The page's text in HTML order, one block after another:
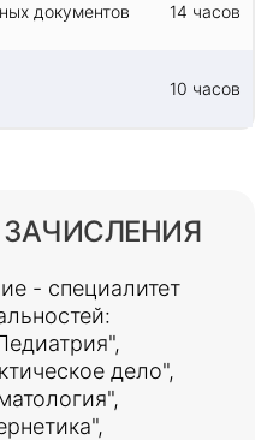
документов 14 часов
10 часов
- специалитет
дело",